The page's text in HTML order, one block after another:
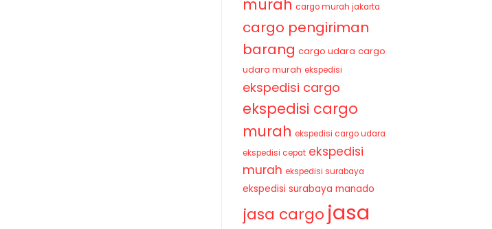
murah cargo murah jakarta
cargo pengiriman
barang cargo udara cargo
udara murah ekspedisi
ekspedisi cargo
ekspedisi cargo
murah ekspedisi cargo udara
ekspedisi cepat ekspedisi
murah ekspedisi surabaya
ekspedisi surabaya manado
jasa cargo jasa